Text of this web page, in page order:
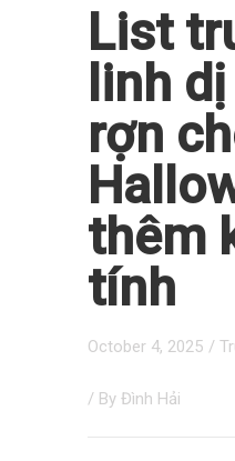
List
linh
rợn
thêm
tính
October 4, 2025 /
/ By Đình Hải